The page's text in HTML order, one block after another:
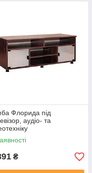
Флорида під
аудіо- та
₴